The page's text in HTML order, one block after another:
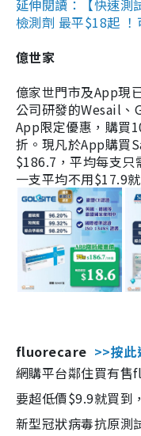
延伸閱讀：【快速測
檢測劑 最平$18起
億世家
億家世門市及App現
公司研發的Wesail
App限定優惠，購買
折。現凡於App購買
$186.7，平均每支只
一支平均不用$17.9
fluorecare >>按此
網購平台鄰住買有
要超低價$9.9就買到
新型冠狀病毒抗原測